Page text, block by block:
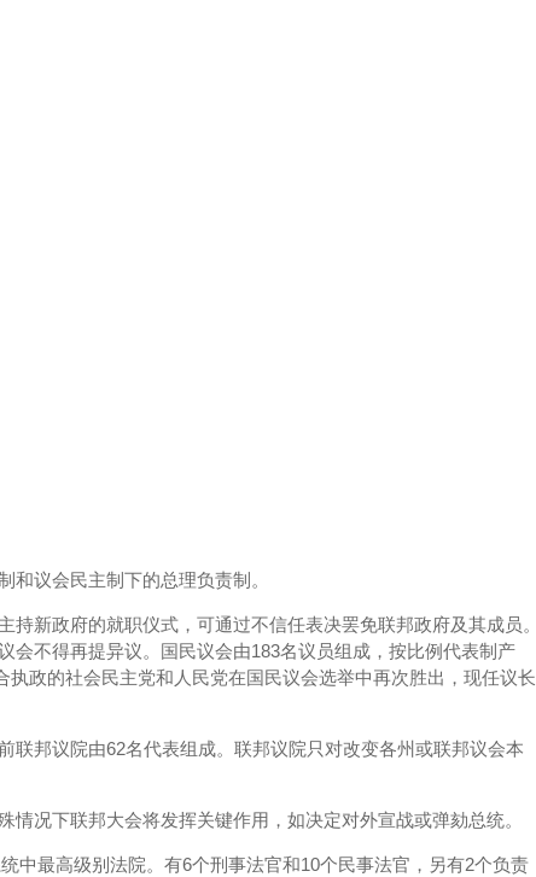
议会民主制下的总理负责制。
新政府的就职仪式，可通过不信任表决罢免联邦政府及其成员。
不得再提异议。国民议会由183名议员组成，按比例代表制产
政的社会民主党和人民党在国民议会选举中再次胜出，现任议长
邦议院由62名代表组成。联邦议院只对改变各州或联邦议会本
况下联邦大会将发挥关键作用，如决定对外宣战或弹劾总统。
中最高级别法院。有6个刑事法官和10个民事法官，另有2个负责